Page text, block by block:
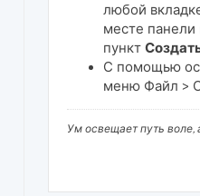
любой
месте панели
пункт
С помощью
меню Файл >
Ум освещает путь воле,